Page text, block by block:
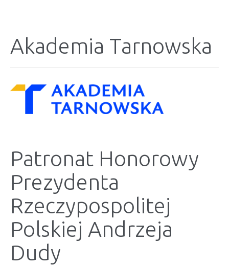
Akademia Tarnowska
Patronat Honorowy
Prezydenta
Rzeczypospolitej
Polskiej Andrzeja
Dudy